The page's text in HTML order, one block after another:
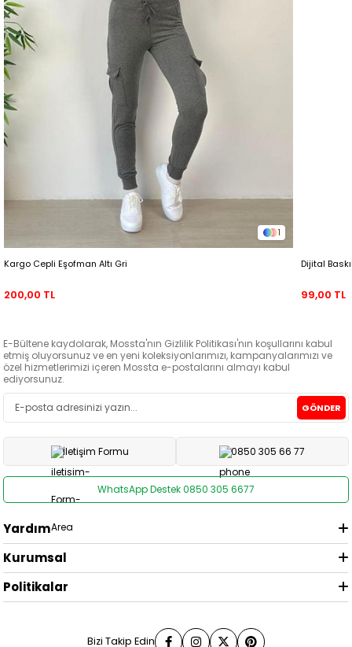
1
Kargo Cepli Eşofman Altı Gri
200,00 TL
Dijital
99,00 TL
E-Bültene kaydolarak, Mossta'nın Gizlilik Politikası'nın koşullarını kabul
etmiş oluyorsunuz ve en yeni koleksiyonlarımızı, kampanyalarımızı ve
özel hizmetlerimizi içeren Mossta e-postalarını almayı kabul
ediyorsunuz.
GÖNDER
İletişim Formu 0850 305 66 77
WhatsApp Destek 0850 305 6677
Yardım
Kurumsal
Politikalar
Bizi Takip Edin